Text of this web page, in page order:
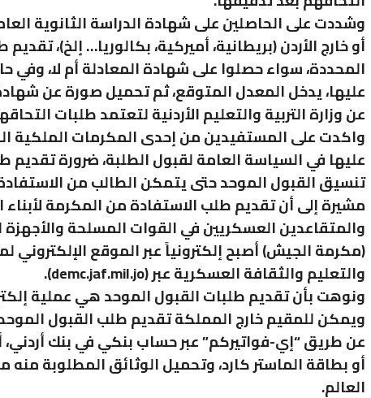
وشددت على الحاصلين على شهادة الدراسة الثانوية
أو خارج الأردن (بريطانية، أميركية، بكالوريا… إلخ)،
المحددة، سواء حصلوا على شهادة المعادلة أم لا،
عليها، يدخل المعدل المتوقع، ثم تحميل صورة عن
عن وزارة التربية والتعليم الأردنية لتعتمد طلبات
واكدت على المستفيدين من إحدى المكرمات الملكية
عليها في السياسة العامة لقبول الطلبة، ضرورة تقديم
تنسيق القبول الموحد حتى يتمكن الطالب من
مشيرة إلى أن تقديم طلب الاستفادة من المكرمة لأبناء
والمتقاعدين العسكريين في القوات المسلحة والأجهزة
(مكرمة الجيش) أصبح إلكترونياً عبر الموقع الإلكتروني
والتعليم والثقافة العسكرية عبر (demc.jaf.mil.jo).
ونوهت بأن تقديم طلبات القبول الموحد هي عملية
ويمكن للمقيم خارج المملكة تقديم طلب القبول
عن طريق “إي-فواتيركم” عبر حساب بنكي في بنك أردني،
أو بطاقة الماستر كارد، وتحميل الوثائق المطلوبة
العالم.